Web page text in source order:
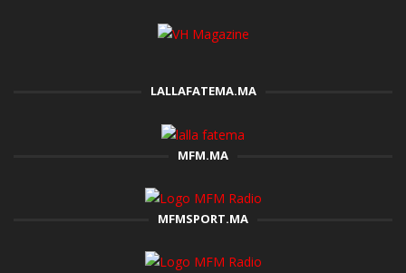
LALLAFATEMA.MA
MFM.MA
MFMSPORT.MA